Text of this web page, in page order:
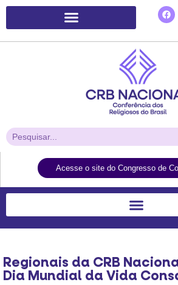
Acesse o site do Congresso de
Regionais da CRB
Dia Mundial da Vida